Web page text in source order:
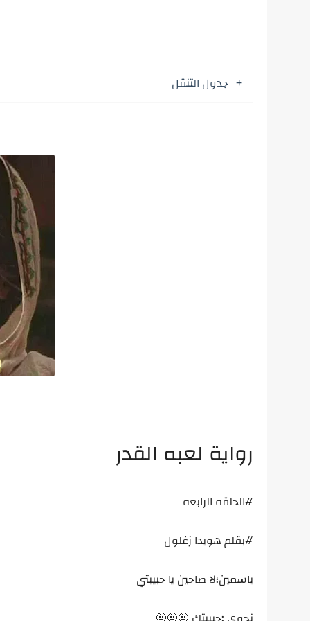
جدول التنقل
رواية لعبه القدر
#الحلقه الرابعه
#بقلم هويدا زغلول
ياسمين؛لا صاحين يا حبيبتي